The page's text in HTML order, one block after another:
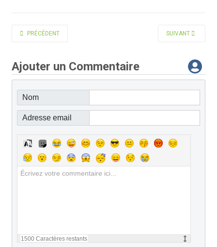
ARTICLE PRÉCÉDENT : VISITE DE L'EXPOSITION OCÉANIE AU MUSÉE
PRÉCÉDENT ARTICLE SUIVANT
SUIVANT
Ajouter un Commentaire
Nom
Adresse email
1500 Caractères restants